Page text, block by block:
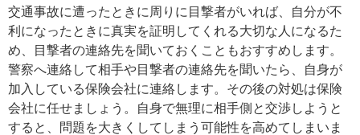
交通事故に遭ったときに周りに目撃者がいれば、自分が不
利になったときに真実を証明してくれる大切な人になるた
め、目撃者の連絡先を聞いておくこともおすすめします。
警察へ連絡して相手や目撃者の連絡先を聞いたら、自身が
加入している保険会社に連絡します。その後の対処は保険
会社に任せましょう。自身で無理に相手側と交渉しようと
すると、問題を大きくしてしまう可能性を高めてしまいま